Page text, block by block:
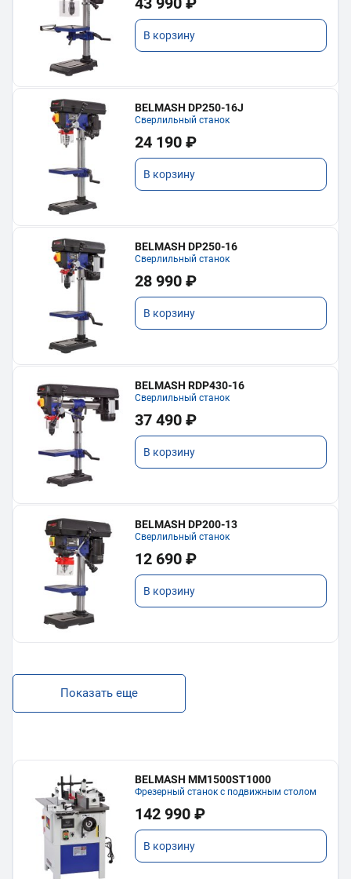
В корзину
BELMASH DP250-16J
Сверлильный станок
24 190 ₽
В корзину
BELMASH DP250-16
Сверлильный станок
28 990 ₽
В корзину
BELMASH RDP430-16
Сверлильный станок
37 490 ₽
В корзину
BELMASH DP200-13
Сверлильный станок
12 690 ₽
В корзину
Показать еще
BELMASH MM1500ST1000
Фрезерный станок с подвижным столом
142 990 ₽
В корзину